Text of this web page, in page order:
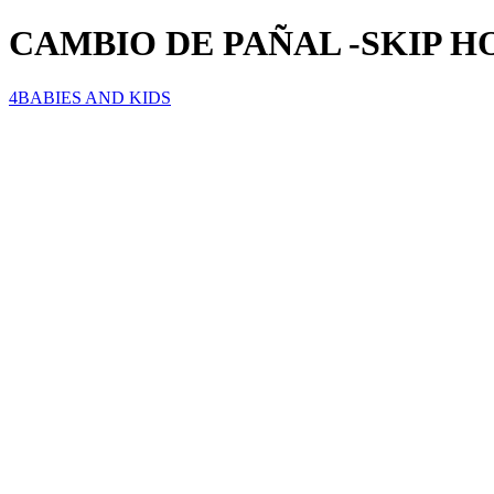
CAMBIO DE PAÑAL -SKIP
4BABIES AND KIDS